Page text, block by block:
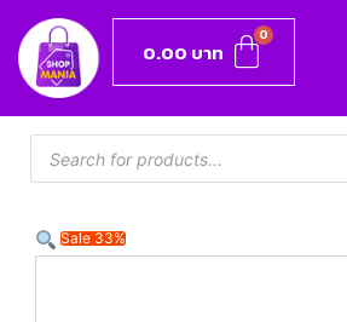
0.00 บาท
Sale 33%